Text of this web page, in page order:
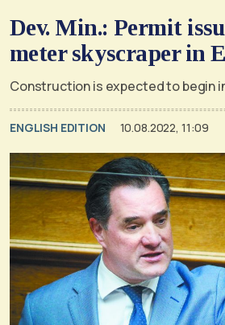
Dev. Min.: Permit
meter skyscraper in
Construction is expected to begin
ENGLISH EDITION 10.08.2022, 11:09